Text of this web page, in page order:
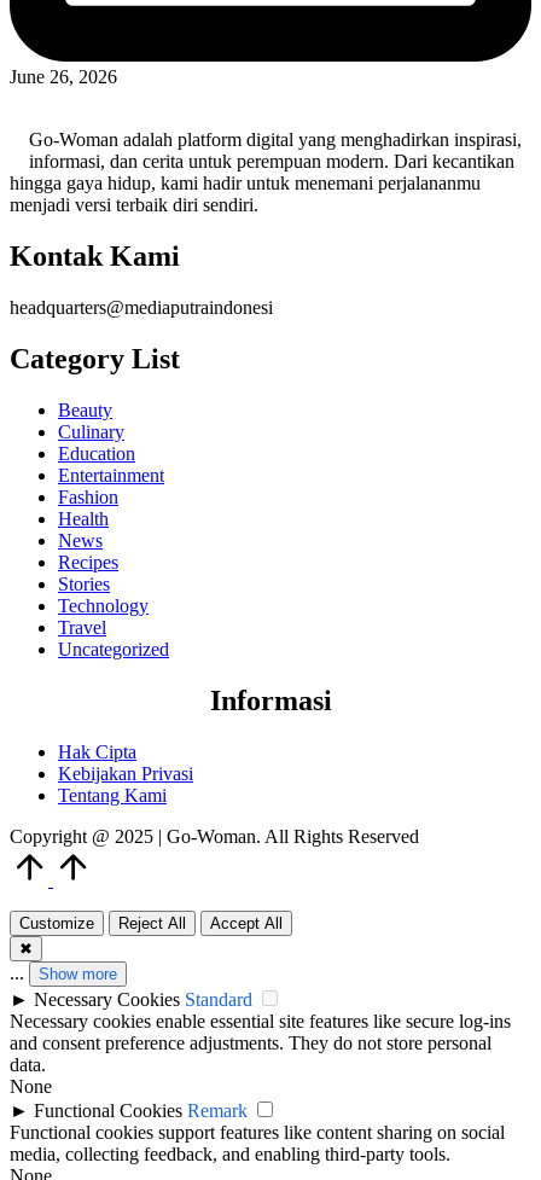
June 26, 2026
Go-Woman adalah platform digital yang menghadirkan inspirasi,
informasi, dan cerita untuk perempuan modern. Dari kecantikan
hingga gaya hidup, kami hadir untuk menemani perjalananmu
menjadi versi terbaik diri sendiri.
Kontak Kami
headquarters@mediaputraindonesi
Category List
Beauty
Culinary
Education
Entertainment
Fashion
Health
News
Recipes
Stories
Technology
Travel
Uncategorized
Informasi
Hak Cipta
Kebijakan Privasi
Tentang Kami
Copyright @ 2025 | Go-Woman. All Rights Reserved
Customize Reject All
Accept All
✖
... Show more
► Necessary Cookies Standard
Necessary cookies enable essential site features like secure log-ins
and consent preference adjustments. They do not store personal
data.
None
► Functional Cookies Remark
Functional cookies support features like content sharing on social
media, collecting feedback, and enabling third-party tools.
None